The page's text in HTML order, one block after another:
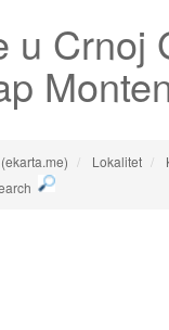
u Crnoj
Lokalitet